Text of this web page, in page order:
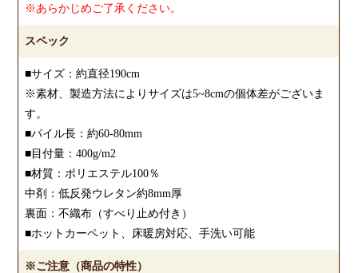
※あらかじめご了承ください。
スペック
■サイズ：約直径190cm
※素材、製造方法によりサイズは5~8cmの個体差がございま
す。
■パイル長：約60-80mm
■目付量：400g/m2
■材質：ポリエステル100％
中剤：低反発ウレタン約8mm厚
裏面：不織布（すべり止め付き）
■ホットカーペット、床暖房対応、手洗い可能
※ご注意（商品の特性）